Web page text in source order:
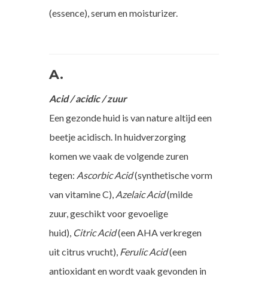
(essence), serum en moisturizer.
A.
Acid / acidic / zuur
Een gezonde huid is van nature altijd een
beetje acidisch. In huidverzorging
komen we vaak de volgende zuren
tegen: Ascorbic Acid(synthetische vorm
van vitamine C), Azelaic Acid(milde
zuur, geschikt voor gevoelige
huid), Citric Acid(een AHA verkregen
uit citrus vrucht), Ferulic Acid(een
antioxidant en wordt vaak gevonden in